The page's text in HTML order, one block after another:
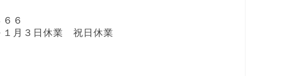
６
１月３日休業 祝日休業